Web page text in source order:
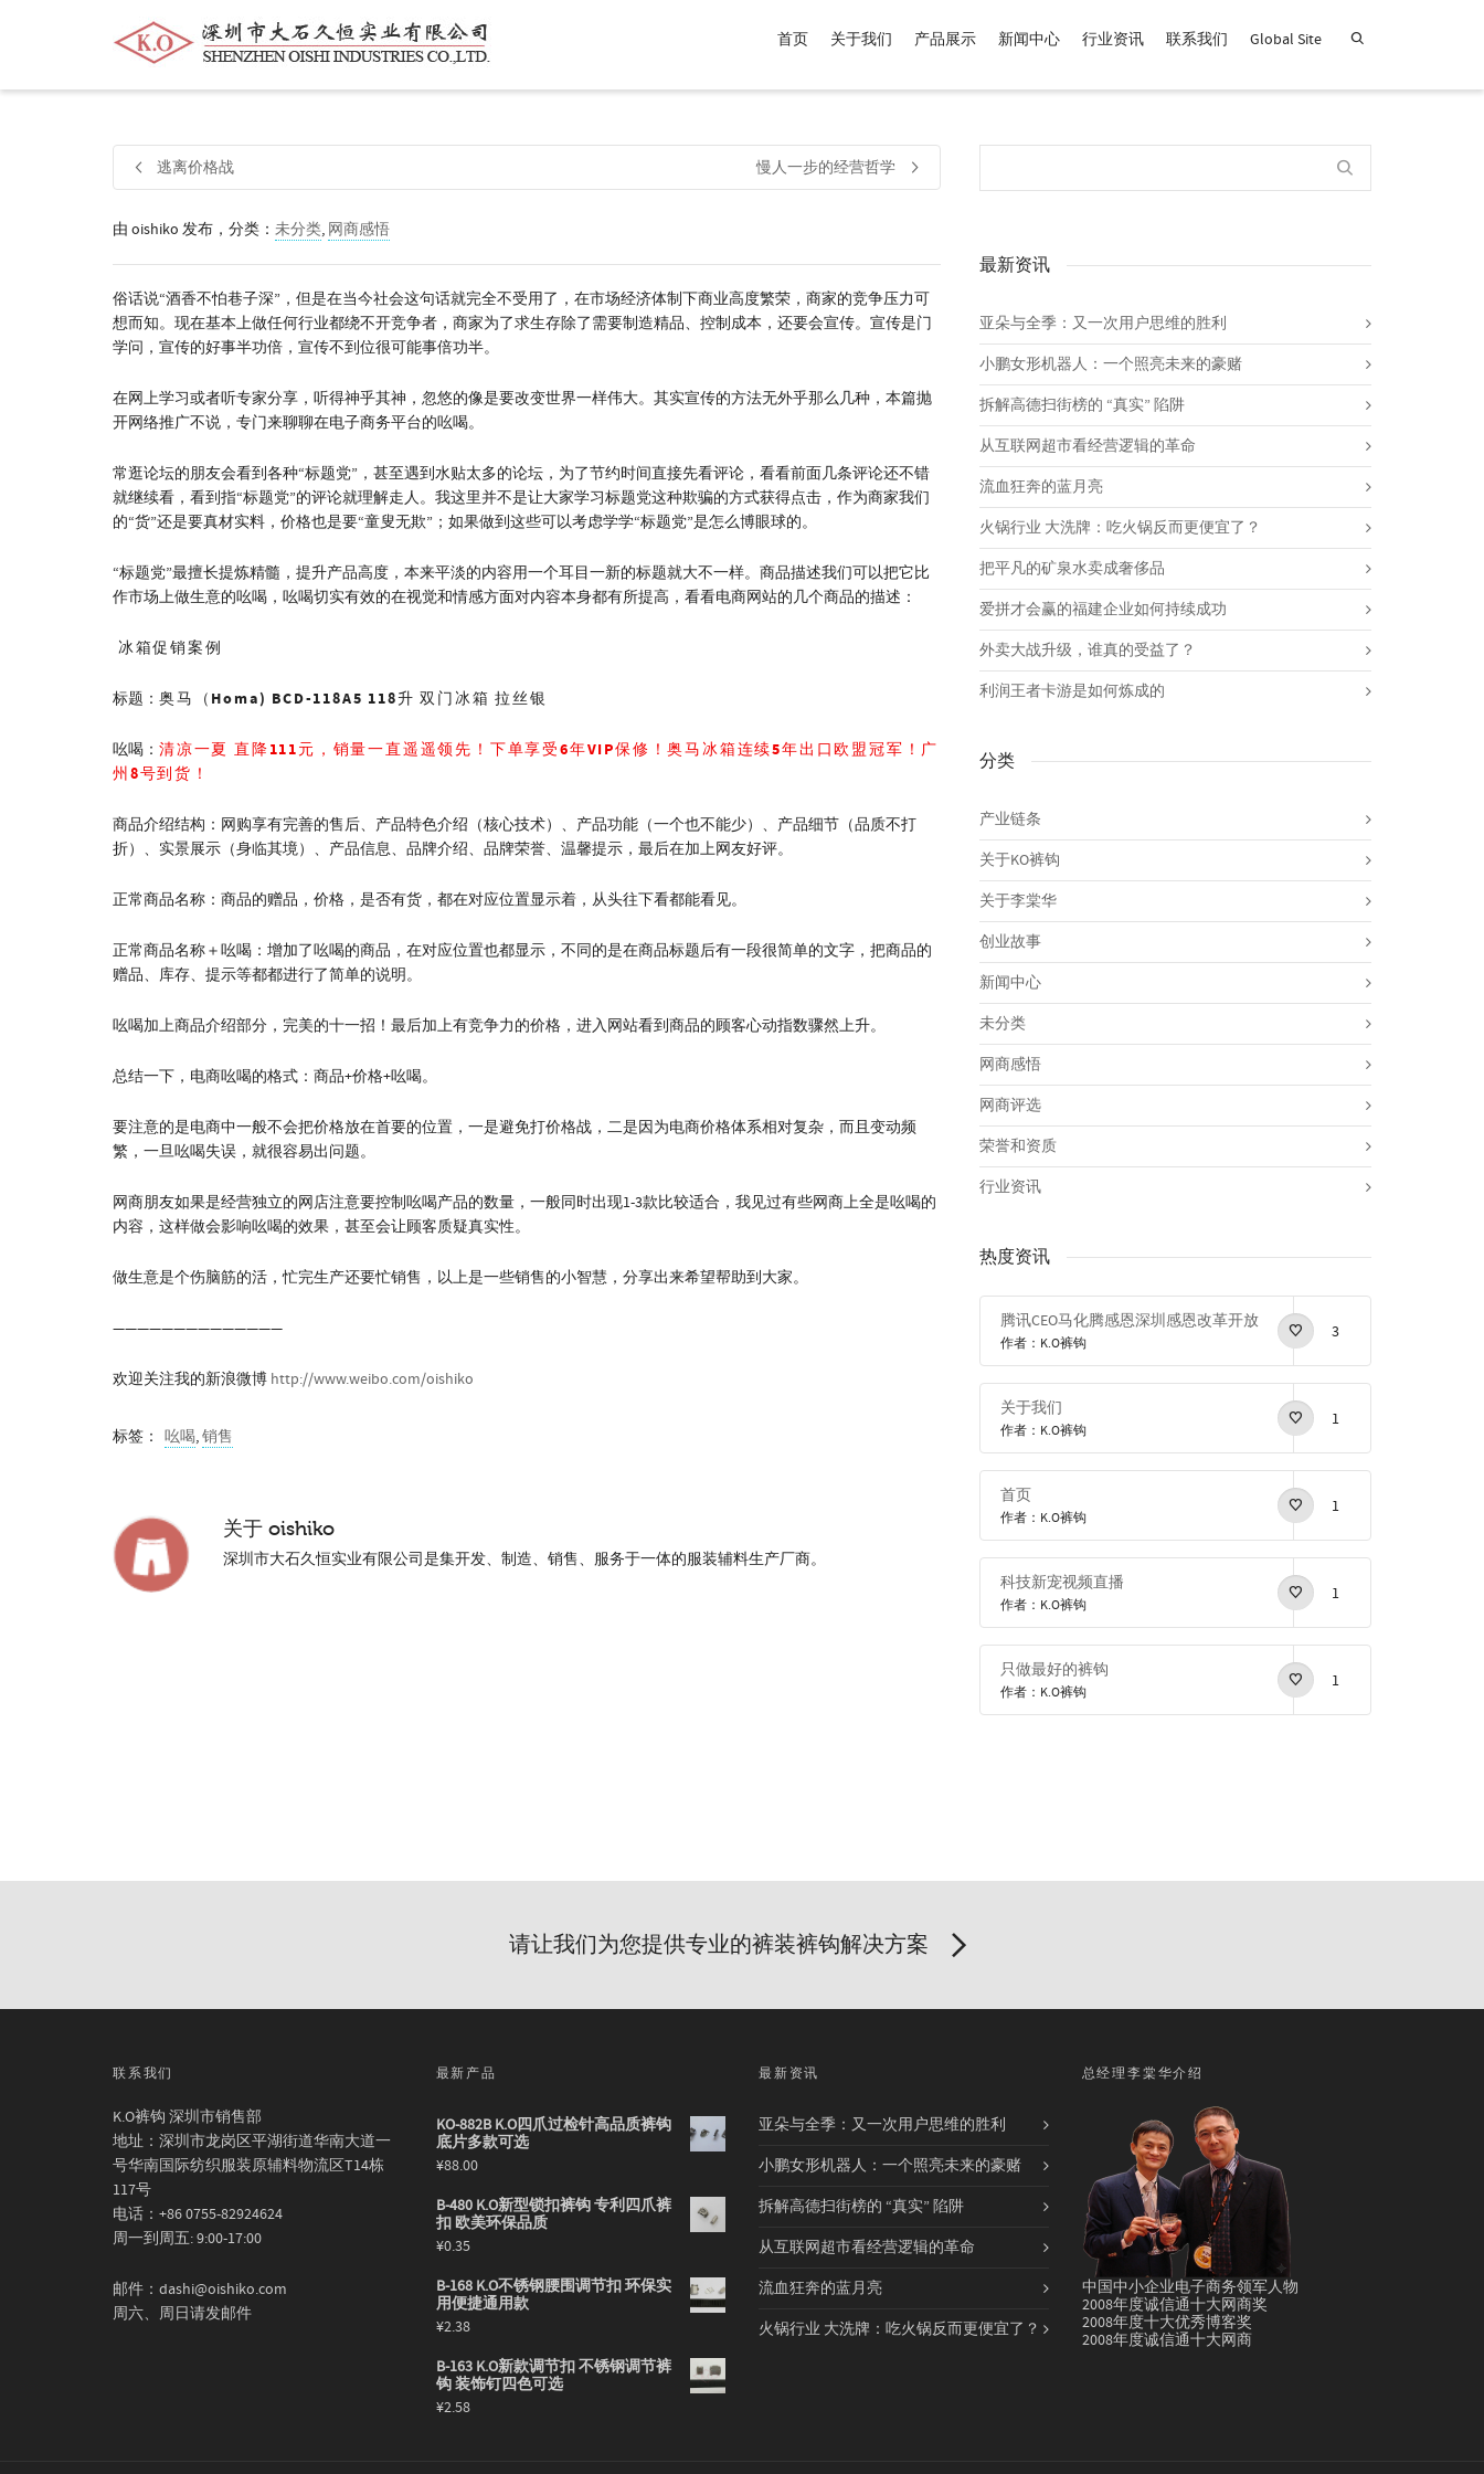
帮我查找新的衬衫尺码中号价格介于 商品，品牌为 默认品牌 .
首页 关于我们 产品展示 新闻中心 行业资讯 联系我们 Global Site
逃离价格战 慢人一步的经营哲学
由 oishiko 发布，分类： 未分类, 网商感悟
俗话说“酒香不怕巷子深”，但是在当今社会这句话就完全不受用了，在市场经济体制下商业高度繁荣，商家的竞争压力可
想而知。现在基本上做任何行业都绕不开竞争者，商家为了求生存除了需要制造精品、控制成本，还要会宣传。宣传是门
学问，宣传的好事半功倍，宣传不到位很可能事倍功半。
在网上学习或者听专家分享，听得神乎其神，忽悠的像是要改变世界一样伟大。其实宣传的方法无外乎那么几种，本篇抛
开网络推广不说，专门来聊聊在电子商务平台的吆喝。
常逛论坛的朋友会看到各种“标题党”，甚至遇到水贴太多的论坛，为了节约时间直接先看评论，看看前面几条评论还不错
就继续看，看到指“标题党”的评论就理解走人。我这里并不是让大家学习标题党这种欺骗的方式获得点击，作为商家我们
的“货”还是要真材实料，价格也是要“童叟无欺”；如果做到这些可以考虑学学“标题党”是怎么博眼球的。
“标题党”最擅长提炼精髓，提升产品高度，本来平淡的内容用一个耳目一新的标题就大不一样。商品描述我们可以把它比
作市场上做生意的吆喝，吆喝切实有效的在视觉和情感方面对内容本身都有所提高，看看电商网站的几个商品的描述：
冰箱促销案例
标题： 奥马（Homa) BCD-118A5 118升 双门冰箱 拉丝银
吆喝： 清凉一夏 直降111元，销量一直遥遥领先！下单享受6年VIP保修！奥马冰箱连续5年出口欧盟冠军！广
州8号到货！
商品介绍结构：网购享有完善的售后、产品特色介绍（核心技术）、产品功能（一个也不能少）、产品细节（品质不打
折）、实景展示（身临其境）、产品信息、品牌介绍、品牌荣誉、温馨提示，最后在加上网友好评。
正常商品名称：商品的赠品，价格，是否有货，都在对应位置显示着，从头往下看都能看见。
正常商品名称＋吆喝：增加了吆喝的商品，在对应位置也都显示，不同的是在商品标题后有一段很简单的文字，把商品的
赠品、库存、提示等都都进行了简单的说明。
吆喝加上商品介绍部分，完美的十一招！最后加上有竞争力的价格，进入网站看到商品的顾客心动指数骤然上升。
总结一下，电商吆喝的格式：商品+价格+吆喝。
要注意的是电商中一般不会把价格放在首要的位置，一是避免打价格战，二是因为电商价格体系相对复杂，而且变动频
繁，一旦吆喝失误，就很容易出问题。
网商朋友如果是经营独立的网店注意要控制吆喝产品的数量，一般同时出现1-3款比较适合，我见过有些网商上全是吆喝的
内容，这样做会影响吆喝的效果，甚至会让顾客质疑真实性。
做生意是个伤脑筋的活，忙完生产还要忙销售，以上是一些销售的小智慧，分享出来希望帮助到大家。
——————————————
欢迎关注我的新浪微博 http://www.weibo.com/oishiko
标签： 吆喝,销售
关于 oishiko
深圳市大石久恒实业有限公司是集开发、制造、销售、服务于一体的服装辅料生产厂商。
最新资讯
亚朵与全季：又一次用户思维的胜利
小鹏女形机器人：一个照亮未来的豪赌
拆解高德扫街榜的 “真实” 陷阱
从互联网超市看经营逻辑的革命
流血狂奔的蓝月亮
火锅行业 大洗牌：吃火锅反而更便宜了？
把平凡的矿泉水卖成奢侈品
爱拼才会赢的福建企业如何持续成功
外卖大战升级，谁真的受益了？
利润王者卡游是如何炼成的
分类
产业链条
关于KO裤钩
关于李棠华
创业故事
新闻中心
未分类
网商感悟
网商评选
荣誉和资质
行业资讯
热度资讯
腾讯CEO马化腾感恩深圳感恩改革开放
作者：K.O裤钩
3
关于我们
作者：K.O裤钩
1
首页
作者：K.O裤钩
1
科技新宠视频直播
作者：K.O裤钩
1
只做最好的裤钩
作者：K.O裤钩
1
请让我们为您提供专业的裤装裤钩解决方案
联系我们
K.O裤钩 深圳市销售部
地址：深圳市龙岗区平湖街道华南大道一
号华南国际纺织服装原辅料物流区T14栋
117号
电话：+86 0755-82924624
周一到周五: 9:00-17:00
邮件：dashi@oishiko.com
周六、周日请发邮件
最新产品
KO-882B K.O四爪过检针高品质裤钩
底片多款可选
¥88.00
B-480 K.O新型锁扣裤钩 专利四爪裤
扣 欧美环保品质
¥0.35
B-168 K.O不锈钢腰围调节扣 环保实
用便捷通用款
¥2.38
B-163 K.O新款调节扣 不锈钢调节裤
钩 装饰钉四色可选
¥2.58
最新资讯
亚朵与全季：又一次用户思维的胜利
小鹏女形机器人：一个照亮未来的豪赌
拆解高德扫街榜的 “真实” 陷阱
从互联网超市看经营逻辑的革命
流血狂奔的蓝月亮
火锅行业 大洗牌：吃火锅反而更便宜了？
总经理李棠华介绍
中国中小企业电子商务领军人物
2008年度诚信通十大网商奖
2008年度十大优秀博客奖
2008年度诚信通十大网商